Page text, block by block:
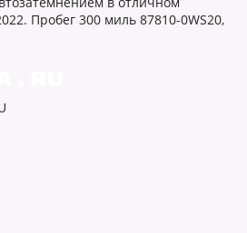
Пробег 300 миль 87810-0WS20,